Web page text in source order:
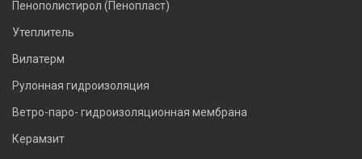
Пенополистирол (Пенопласт)
Утеплитель
Вилатерм
Рулонная гидроизоляция
Ветро-паро- гидроизоляционная мембрана
Керамзит